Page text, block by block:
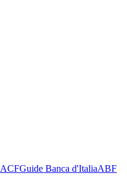
ACFGuide Banca d'ItaliaABF